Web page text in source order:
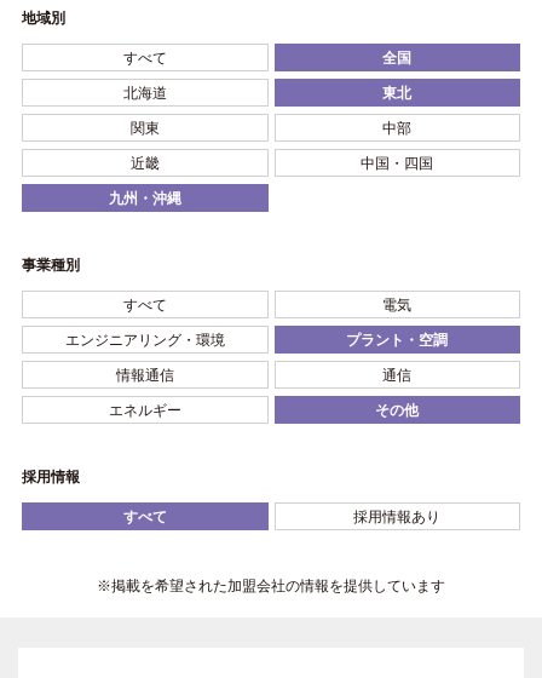
地域別
すべて 全国
北海道 東北
関東 中部
近畿 中国・四国
九州・沖縄
事業種別
すべて 電気
エンジニアリング・環境 プラント・空調
情報通信 通信
エネルギー その他
採用情報
すべて 採用情報あり
※掲載を希望された加盟会社の情報を提供しています